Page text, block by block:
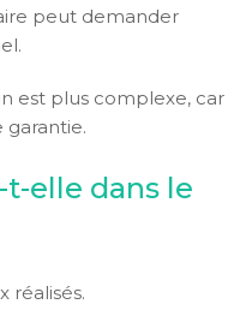
peut demander
est plus complexe, car
elle dans le
réalisés.